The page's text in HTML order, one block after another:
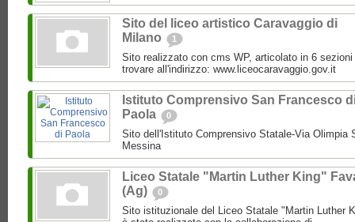
Sito del liceo artistico Caravaggio di
Milano
1
Sito realizzato con cms WP, articolato in 6
trovare all'indirizzo: www.liceocaravaggio.gov.it
Istituto Comprensivo San Francesco
Paola
0
Sito dell'Istituto Comprensivo Statale-Via Olimpia
Messina
Liceo Statale "Martin Luther King"
(Ag)
0
Sito istituzionale del Liceo Statale "Martin Luther